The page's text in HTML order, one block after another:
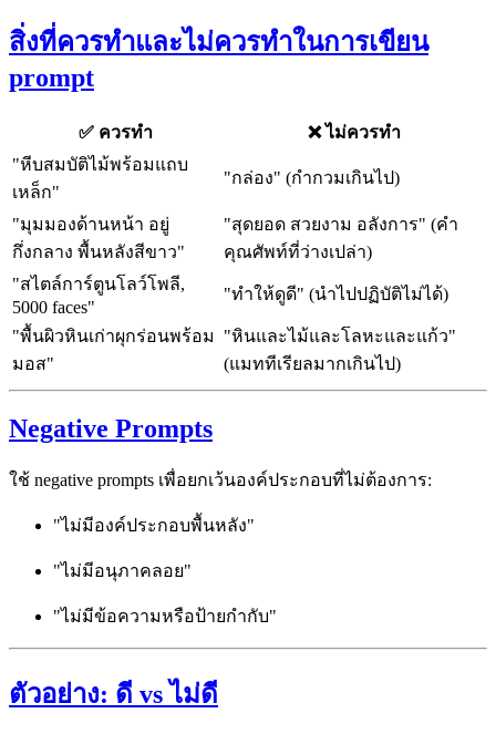
สิ่งที่ควรทำและไม่ควรทำในการเขียน
prompt
✅ ควรทำ
❌ ไม่ควรทำ
"หีบสมบัติไม้พร้อมแถบ
เหล็ก"
"กล่อง" (กำกวมเกินไป)
"มุมมองด้านหน้า อยู่
กึ่งกลาง พื้นหลังสีขาว"
"สุดยอด สวยงาม อลังการ" (คำ
คุณศัพท์ที่ว่างเปล่า)
"สไตล์การ์ตูนโลว์โพลี,
5000 faces"
"ทำให้ดูดี" (นำไปปฏิบัติไม่ได้)
"พื้นผิวหินเก่าผุกร่อนพร้อม
มอส"
"หินและไม้และโลหะและแก้ว"
(แมททีเรียลมากเกินไป)
Negative Prompts
ใช้ negative prompts เพื่อยกเว้นองค์ประกอบที่ไม่ต้องการ:
"ไม่มีองค์ประกอบพื้นหลัง"
"ไม่มีอนุภาคลอย"
"ไม่มีข้อความหรือป้ายกำกับ"
ตัวอย่าง: ดี vs ไม่ดี